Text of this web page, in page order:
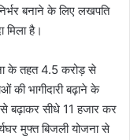
बनाने के लिए लखपति
मिला है।
के तहत 4.5 करोड़ से
की भागीदारी बढ़ाने के
बढ़ाकर सीधे 11 हजार कर
मुफ्त बिजली योजना से